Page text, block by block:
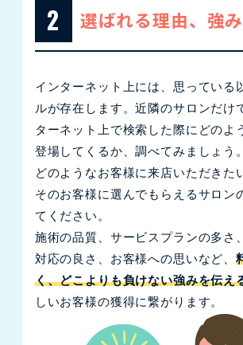
2 選ばれる理由、強
インターネット上には、思っている
ルが存在します。近隣のサロンだけ
ターネット上で検索した際にどのよ
登場してくるか、調べてみましょう。
どのようなお客様に来店いただきた
そのお客様に選んでもらえるサロン
てください。
施術の品質、サービスプランの多さ
対応の良さ、お客様への思いなど、
く、どこよりも負けない強みを伝え
しいお客様の獲得に繋がります。